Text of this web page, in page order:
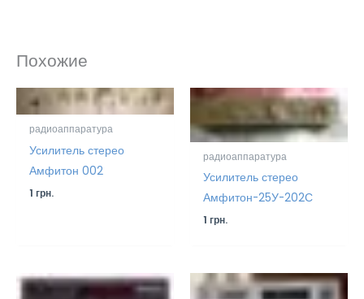
Похожие
радиоаппаратура
Усилитель стерео
Амфитон 002
1грн.
радиоаппаратура
Усилитель стерео
Амфитон-25У-202С
1грн.